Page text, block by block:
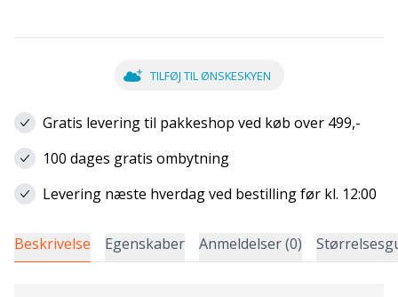
TILFØJ TIL ØNSKESKYEN
Gratis levering til pakkeshop ved køb over 499,-
100 dages gratis ombytning
Levering næste hverdag ved bestilling før kl. 12:00
Beskrivelse Egenskaber Anmeldelser (0)